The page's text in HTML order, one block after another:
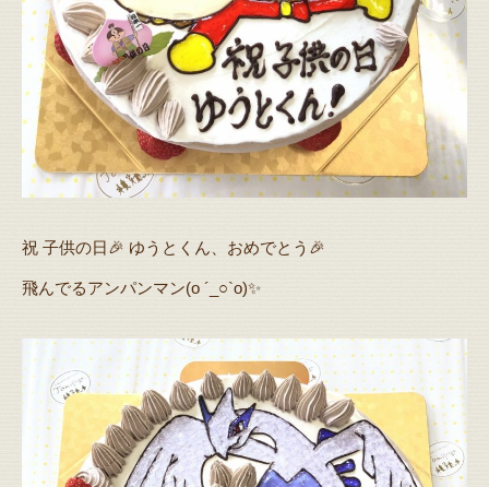
祝 子供の日🎉 ゆうとくん、おめでとう🎉
飛んでるアンパンマン(o ´_○`o)✨